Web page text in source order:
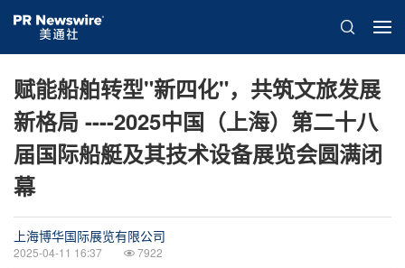
赋能船舶转型"新四化"，共筑文旅发展
新格局 ----2025中国（上海）第二十八
届国际船艇及其技术设备展览会圆满闭
幕
上海博华国际展览有限公司
2025-04-11 16:37 7922